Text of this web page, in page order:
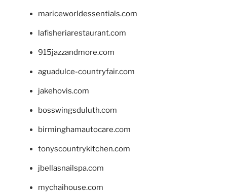
mariceworldessentials.com
lafisheriarestaurant.com
915jazzandmore.com
aguadulce-countryfair.com
jakehovis.com
bosswingsduluth.com
birminghamautocare.com
tonyscountrykitchen.com
jbellasnailspa.com
mychaihouse.com